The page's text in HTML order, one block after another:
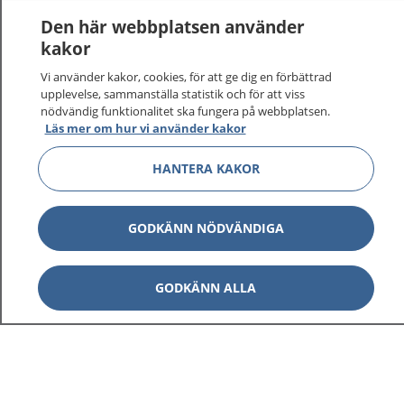
1177 – tryggt om din hälsa och vård
På 1177.se får du råd om hälsa och information om
sjukdomar och vilka mottagningar du kan kontakta.
Logga in för att läsa din journal och göra dina
vårdärenden. Ring telefonnummer 1177 för
sjukvårdsrådgivning dygnet runt.
1177 ger dig råd när du vill må bättre.
1177 på flera språk Visa
Visa
Den här webbplatsen använder
kakor
Vi använder kakor, cookies, för att ge dig en förbättrad
upplevelse, sammanställa statistik och för att viss
nödvändig funktionalitet ska fungera på webbplatsen.
Läs mer om hur vi använder kakor
HANTERA KAKOR
GODKÄNN NÖDVÄNDIGA
GODKÄNN ALLA